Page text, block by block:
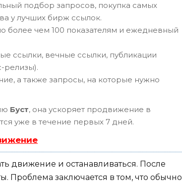
подбор запросов, покупка самых
у лучших бирж ссылок.
более чем 100 показателям и ежедневный
ссылки, вечные ссылки, публикации
релизы).
а также запросы, на которые нужно
Буст, она ускоряет продвижение в
уже в течение первых 7 дней.
движение и останавливаться. После
Проблема заключается в том, что обычно